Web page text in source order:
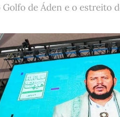
de Áden e o estreito